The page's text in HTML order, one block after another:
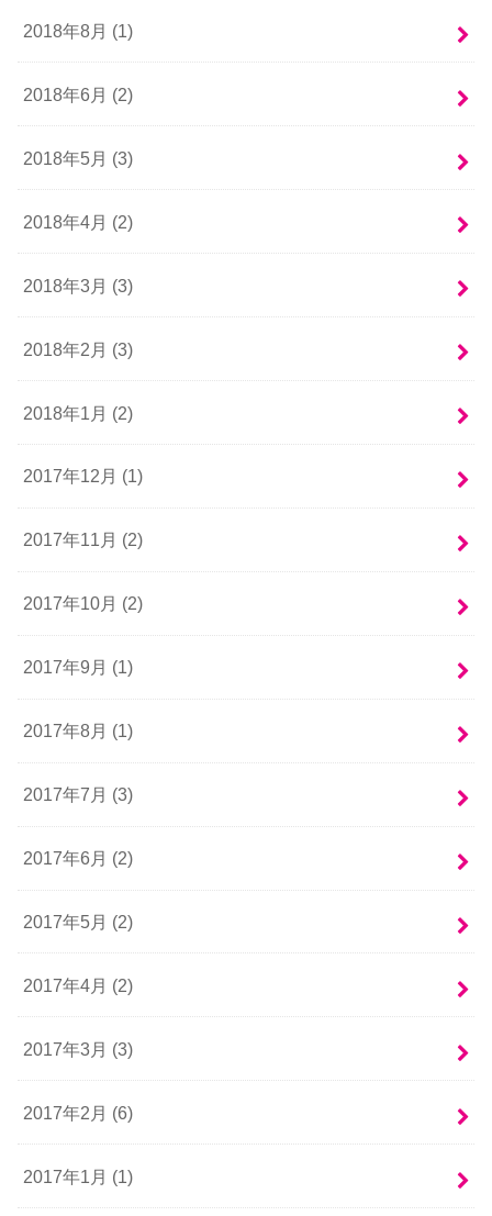
2018年8月 (1)
2018年6月 (2)
2018年5月 (3)
2018年4月 (2)
2018年3月 (3)
2018年2月 (3)
2018年1月 (2)
2017年12月 (1)
2017年11月 (2)
2017年10月 (2)
2017年9月 (1)
2017年8月 (1)
2017年7月 (3)
2017年6月 (2)
2017年5月 (2)
2017年4月 (2)
2017年3月 (3)
2017年2月 (6)
2017年1月 (1)